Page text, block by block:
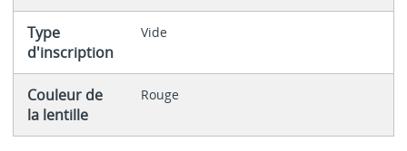
Type
d'inscription
Vide
Couleur de
la lentille
Rouge